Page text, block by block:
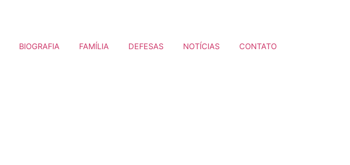
BIOGRAFIA FAMÍLIA DEFESAS NOTÍCIAS CONTATO